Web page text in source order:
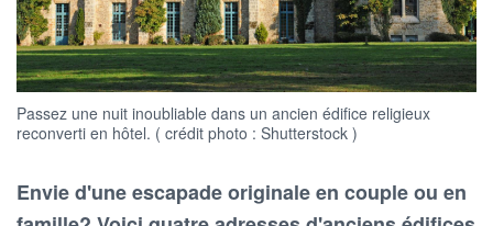
Passez une nuit inoubliable dans un ancien édifice religieux
reconverti en hôtel. ( crédit photo : Shutterstock )
Envie d'une escapade originale en couple ou en